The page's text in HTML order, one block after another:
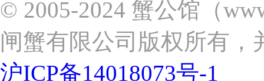
区
杨
路
号
© 2005-2024 蟹公馆（
闸蟹有限公司版权所有，
沪ICP备14018073号-1